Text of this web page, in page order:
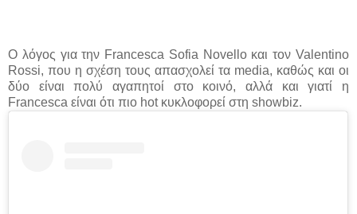
Ο λόγος για την Francesca Sofia Novello και τον Valentino
Rossi, που η σχέση τους απασχολεί τα media, καθώς και οι
δύο είναι πολύ αγαπητοί στο κοινό, αλλά και γιατί η
Francesca είναι ότι πιο hot κυκλοφορεί στη showbiz.